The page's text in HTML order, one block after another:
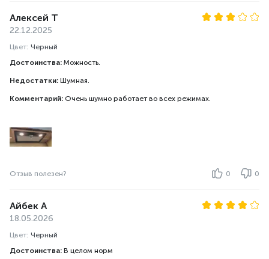
Алексей Т
22.12.2025
Цвет: Черный
Достоинства: Можность.
Недостатки: Шумная.
Комментарий: Очень шумно работает во всех режимах.
Отзыв полезен? 0 0
Айбек А
18.05.2026
Цвет: Черный
Достоинства: В целом норм